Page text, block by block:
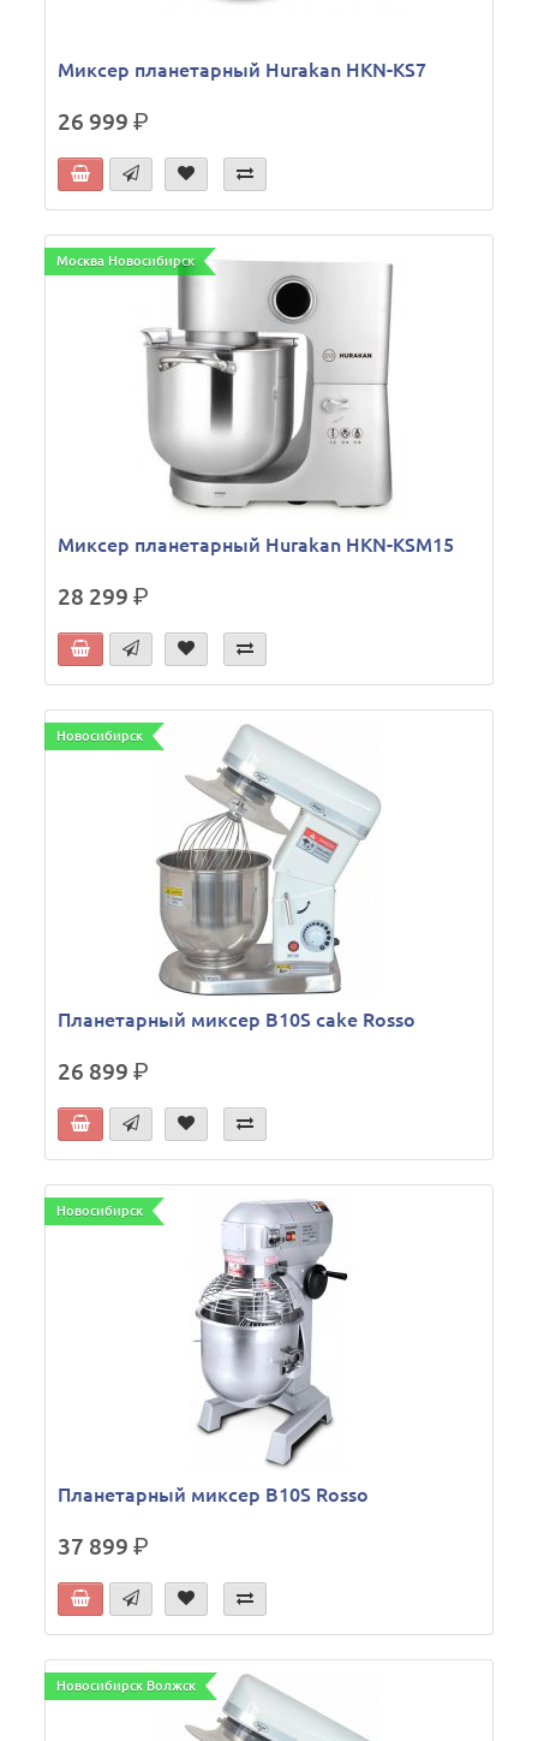
Миксер планетарный Hurakan HKN-KS7
26 999р.
Москва Новосибирск
Миксер планетарный Hurakan HKN-KSM15
28 299р.
Новосибирск
Планетарный миксер B10S cake Rosso
26 899р.
Новосибирск
Планетарный миксер B10S Rosso
37 899р.
Новосибирск Волжск